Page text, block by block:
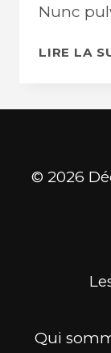
Nunc
LIRE LA
© 2026
Qui